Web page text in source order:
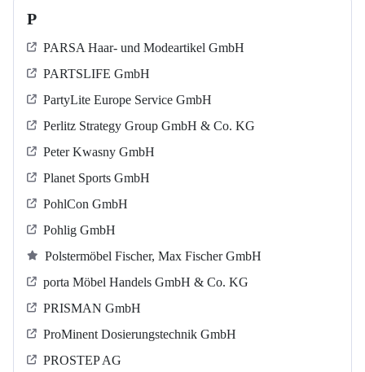
P
PARSA Haar- und Modeartikel GmbH
PARTSLIFE GmbH
PartyLite Europe Service GmbH
Perlitz Strategy Group GmbH & Co. KG
Peter Kwasny GmbH
Planet Sports GmbH
PohlCon GmbH
Pohlig GmbH
Polstermöbel Fischer, Max Fischer GmbH
porta Möbel Handels GmbH & Co. KG
PRISMAN GmbH
ProMinent Dosierungstechnik GmbH
PROSTEP AG